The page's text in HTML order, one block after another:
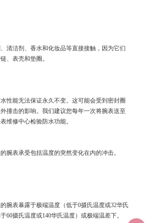
清洁剂、香水和化妆品等直接接触，因为它们
、表壳和垫圈。
性能无法保证永久不变。这可能会受到密封圈
撞击的影响。我们建议您每年一次将腕表送至
维修中心检验防水功能。
腕表承受包括温度的突然变化在内的冲击。
腕表暴露于极端温度（低于0摄氏温度或32华氏
60摄氏温度或140华氏温度）或极端温差下。